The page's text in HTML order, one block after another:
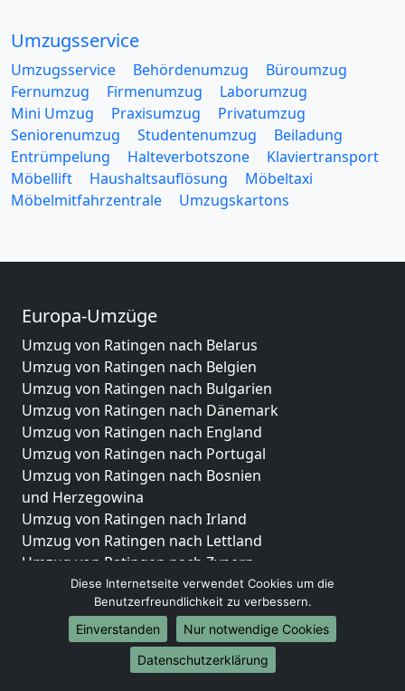
Umzugsservice
Umzugsservice Behördenumzug
Büroumzug
Fernumzug
Firmenumzug
Laborumzug
Mini Umzug
Praxisumzug
Privatumzug
Seniorenumzug
Studentenumzug
Beiladung
Entrümpelung
Halteverbotszone
Klaviertransport
Möbellift
Haushaltsauflösung
Möbeltaxi
Möbelmitfahrzentrale
Umzugskartons
Europa-Umzüge
Umzug von Ratingen nach Belarus
Umzug von Ratingen nach Belgien
Umzug von Ratingen nach Bulgarien
Umzug von Ratingen nach Dänemark
Umzug von Ratingen nach England
Umzug von Ratingen nach Portugal
Umzug von Ratingen nach Bosnien
und Herzegowina
Umzug von Ratingen nach Irland
Umzug von Ratingen nach Lettland
Umzug von Ratingen nach Zypern
Umzug von Ratingen nach Kroatien
Umzug von Ratingen nach Estland
Umzug von Ratingen nach Finnland
Umzug von Ratingen nach Frankreich
Umzug von Ratingen nach Griechenland
Diese Internetseite verwendet Cookies um die
Benutzerfreundlichkeit zu verbessern.
Einverstanden
Nur notwendige Cookies
Datenschutzerklärung